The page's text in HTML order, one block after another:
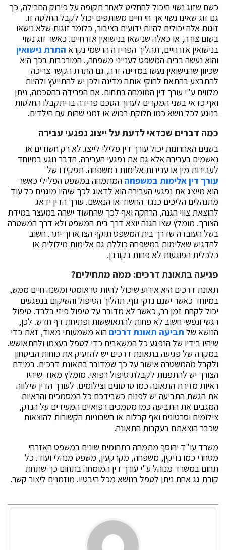
כשם שזוג נשוי היכול להחליט לאחר תקופה על פירוק החבילה, כך
גם זוג שאינו נשוי אך חי חיים משותפים יכול לקבל החלטה זו.
זוגות אלה יכולים להיות ידועים בציבור, כלומר זוגות שלא נישאו
בשום צורה, או כאלה שנישאו בנישואין אזרחיים. כאשר זוג נשוי
בנישואין אזרחיים, תהליך הפרידה הרשמי נקרא התרת נישואין
והוא נעשה בבית המשפט לענייני משפחה,. המורכבות בכך היא
שכיוון שהנישואין נעשו במדינה זרה, גם התרת הקשר צריכה
להתבצע בהתאם לחוקי אותה מדינה ולכן יש להתייעץ ולהיות
מלווים ע"י עורך דין המומחה בתחום. אם הפרידה בהסכמה, ניתן
ואף כדאי בשני המקרים לערוך הסכם פרידה בו יתקבלו החלטות
בנוגע לכל נושא כמו חלוקת רכוש או זמני שהות עם הילדים.
כמה דברים שכדאי לדעת על ייצוג נפגעי עבירה
בשנים האחרונות יכול עורך דין פלילי לייצג לא רק חשודים או
נאשמים בעבירה אלא גם את נפגעי העבירה. הדבר נוגע במיוחד
לעבירות מין או עבירות אלימות במשפחה. תפקידו של
עורך דין אלימות במשפחההמתמחה במשפט הפלילי כאשר
הוא מייצג את נפגעי העבירה הוא לדאוג לכך שיהיו מוגנים כל עוד
מתנהלים הליכים כנגד החשוד או הנאשם. עורך הדין ידאג
להוצאת צווי הגנה, הרחקה ואף לכך שהחשוד ישהה במעצר במידת
הצורך. מומלץ שצו הגנה יוצא דרך בית המשפט ולא דרך המשטרה
בשל העובדה שדרך בית המשפט תוקף הצו ארוך יתר. חשוב
להדגיש שאלימות במשפחה כוללת גם אלימות מילולית או
כלכלית הפוגעות לא פחות בקורבן.
פגיעה בתאונת דרכים: ממה מתחילים?
תאונת דרכים היא אירוע שיכול להיות טראומטי ומשנה חיים ממש,
במיוחד כאשר ישנם נזקי גוף. תהליך הטיפול והשיקום בנפגעים
יכול לקחת זמן רב, כאשר לא מדובר על טיפול פיזי בלבד. טיפול
רגשי ונפשי חשוב לא פחות להתאוששות ופתיחת דף חדש. לכן,
הנושא של תביעה תאונת דרכיםהוא משמעותי מאוד, זאת כדי
שיהיו בידיו של הנפגע כל המשאבים כדי לטפל בעצמו ולהתאושש.
במקרה של פגיעה בתאונת דרכים יש להזעיק את כוחות הביטחון
ולקבל מהמשטרה אישור על כך שמדובר בתאונת דרכים. במידת
הצורך יש להתפנות לקבלת טיפול רפואי. מומלץ מאוד שיהיו
ראיות מזירת התאונה כמו סרטונים וצילומים. לעורך הדין שילווה
את הגשת התביעה יש לפנות כשבידכם כל המסמכים והראיות
המגבים את התביעה כמו מסמכים רפואיים המעידים על הנזק,
צילומים וסרטונים ואף קבלות או חשבוניות הקשורות להוצאות
שכבר הוצאתם בעקבות התאונה.
משרד עו"ד יהוסף מתמחה בתחומים שונים במשפט האזרחי
מסחרי כמו נזיקין, משפחה, מקרקעין, משפט מנהלי ועוד. כל
תחום במשרד מנוהל ע"י עורך דין המומחה בתחום כך שתחת
קורת גג אחת ניתן לטפל בנושא מכל היבטיו. מוזמנים ליצור קשר.